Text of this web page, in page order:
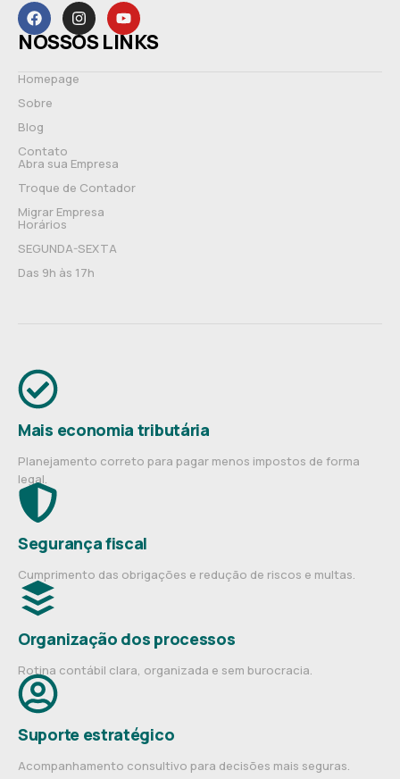
NOSSOS LINKS
Homepage
Sobre
Blog
Contato
Abra sua Empresa
Troque de Contador
Migrar Empresa
Horários
SEGUNDA-SEXTA
Das 9h às 17h
Mais economia tributária
Planejamento correto para pagar menos impostos de forma
legal.
Segurança fiscal
Cumprimento das obrigações e redução de riscos e multas.
Organização dos processos
Rotina contábil clara, organizada e sem burocracia.
Suporte estratégico
Acompanhamento consultivo para decisões mais seguras.